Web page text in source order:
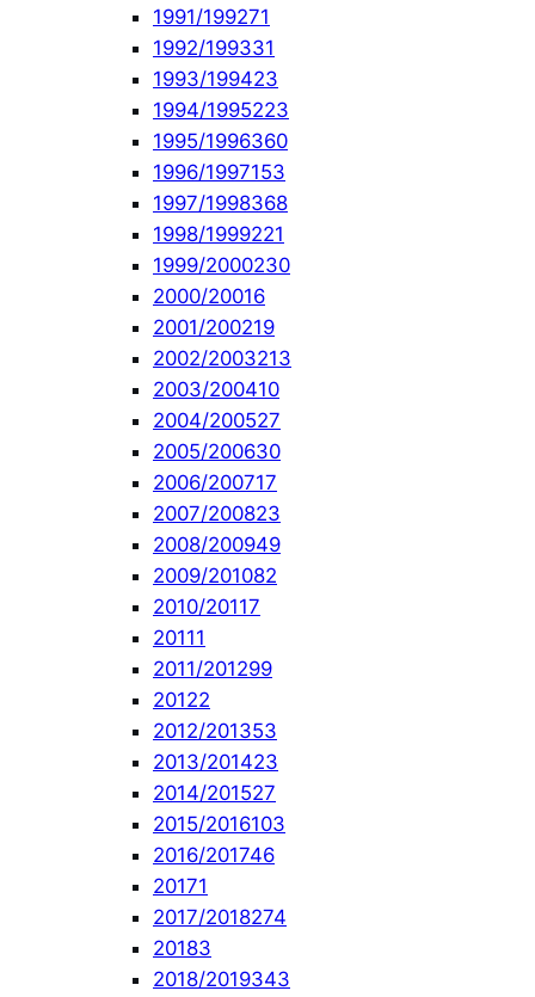
1991/199271
1992/199331
1993/199423
1994/1995223
1995/1996360
1996/1997153
1997/1998368
1998/1999221
1999/2000230
2000/20016
2001/200219
2002/2003213
2003/200410
2004/200527
2005/200630
2006/200717
2007/200823
2008/200949
2009/201082
2010/20117
20111
2011/201299
20122
2012/201353
2013/201423
2014/201527
2015/2016103
2016/201746
20171
2017/2018274
20183
2018/2019343